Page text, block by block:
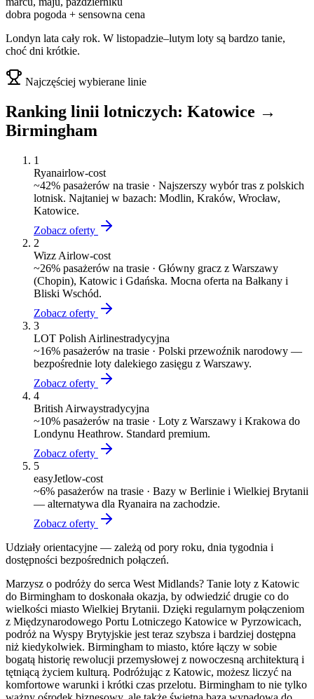
dobra pogoda + sensowna cena
Londyn lata cały rok. W listopadzie–lutym loty są bardzo tanie,
choć dni krótkie.
Najczęściej wybierane linie
Ranking linii lotniczych: Katowice →
Birmingham
1
Ryanairlow-cost
~42% pasażerów na trasie · Najszerszy wybór tras z polskich
lotnisk. Najtaniej w bazach: Modlin, Kraków, Wrocław,
Katowice.
Zobacz oferty
2
Wizz Airlow-cost
~26% pasażerów na trasie · Główny gracz z Warszawy
(Chopin), Katowic i Gdańska. Mocna oferta na Bałkany i
Bliski Wschód.
Zobacz oferty
3
LOT Polish Airlinestradycyjna
~16% pasażerów na trasie · Polski przewoźnik narodowy —
bezpośrednie loty dalekiego zasięgu z Warszawy.
Zobacz oferty
4
British Airwaystradycyjna
~10% pasażerów na trasie · Loty z Warszawy i Krakowa do
Londynu Heathrow. Standard premium.
Zobacz oferty
5
easyJetlow-cost
~6% pasażerów na trasie · Bazy w Berlinie i Wielkiej Brytanii
— alternatywa dla Ryanaira na zachodzie.
Zobacz oferty
Udziały orientacyjne — zależą od pory roku, dnia tygodnia i
dostępności bezpośrednich połączeń.
Marzysz o podróży do serca West Midlands? Tanie loty z Katowic
do Birmingham to doskonała okazja, by odwiedzić drugie co do
wielkości miasto Wielkiej Brytanii. Dzięki regularnym połączeniom
z Międzynarodowego Portu Lotniczego Katowice w Pyrzowicach,
podróż na Wyspy Brytyjskie jest teraz szybsza i bardziej dostępna
niż kiedykolwiek. Birmingham to miasto, które łączy w sobie
bogatą historię rewolucji przemysłowej z nowoczesną architekturą i
tętniącą życiem kulturą. Podróżując z Katowic, możesz liczyć na
komfortowe warunki i krótki czas przelotu. Birmingham to nie tylko